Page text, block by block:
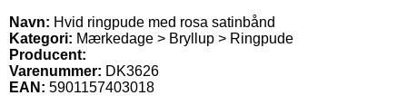
Navn: Hvid ringpude med rosa satinbånd
Kategori: Mærkedage > Bryllup > Ringpude
Producent:
Varenummer: DK3626
EAN: 5901157403018